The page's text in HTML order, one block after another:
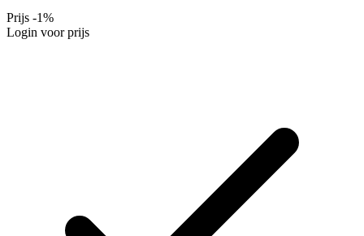
Prijs -1%
Login voor prijs